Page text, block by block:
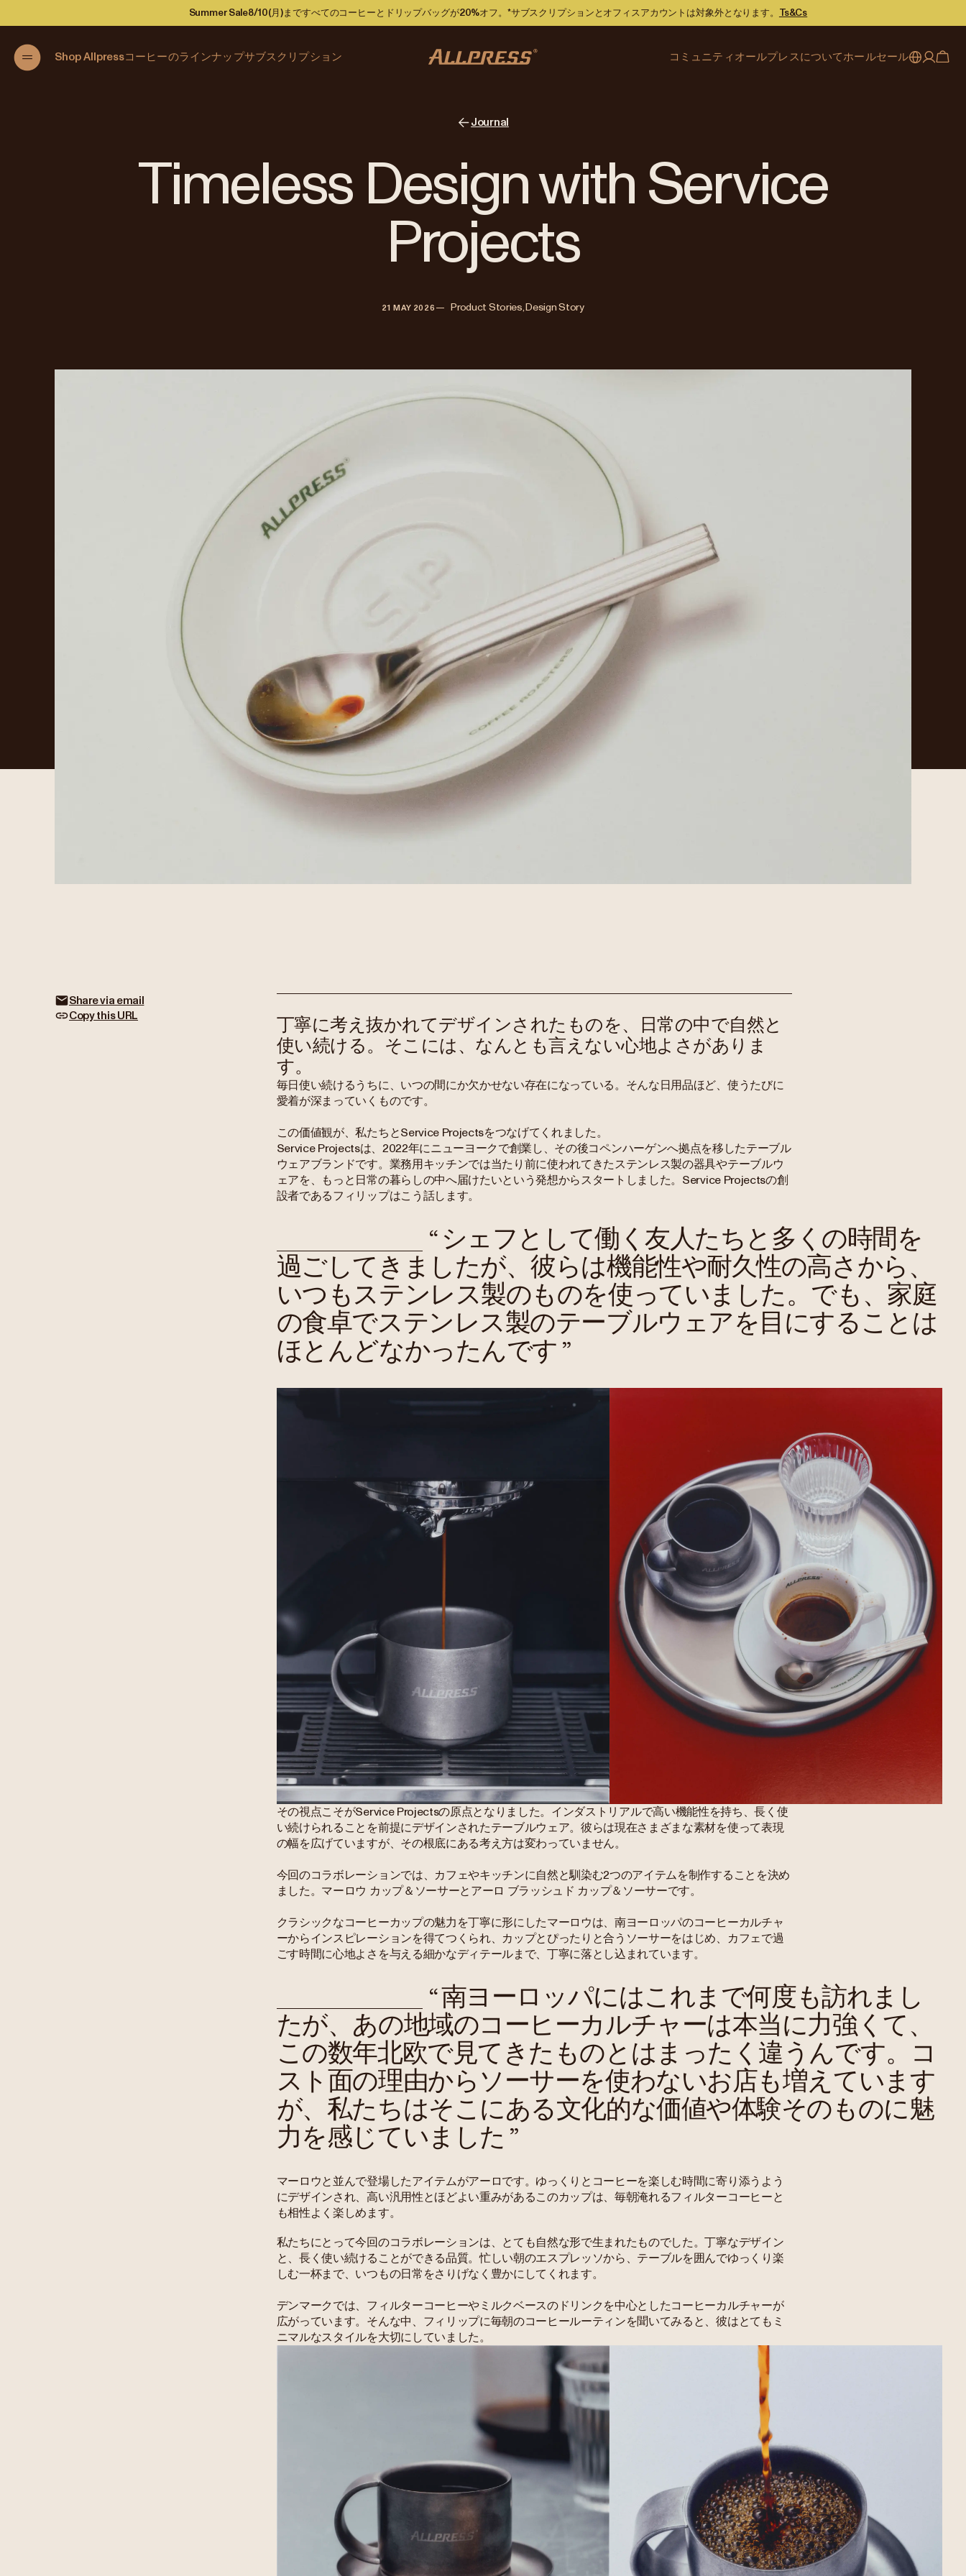
Summer Sale8/10(月)まですべてのコーヒーとドリップバッグが20%オフ。*サブスクリプションとオフィスアカウントは対象外となります。 Ts&Cs
Shop Allpressコーヒーのラインナップサブスクリプション コミュニティ
コーヒーガイド
オールプレスについて
お問い合わせ
ホールセール
Journal
Timeless Design with Service
Projects
21 MAY 2026 — Product Stories, Design Story
Share via email
Copy this URL
丁寧に考え抜かれてデザインされたものを、日常の中で自然と
使い続ける。そこには、なんとも言えない心地よさがありま
す。
毎日使い続けるうちに、いつの間にか欠かせない存在になっている。そんな日用品ほど、使うたびに
愛着が深まっていくものです。
この価値観が、私たちとService Projectsをつなげてくれました。
Service Projectsは、2022年にニューヨークで創業し、その後コペンハーゲンへ拠点を移したテーブル
ウェアブランドです。業務用キッチンでは当たり前に使われてきたステンレス製の器具やテーブルウ
ェアを、もっと日常の暮らしの中へ届けたいという発想からスタートしました。Service Projectsの創
設者であるフィリップはこう話します。
“ シェフとして働く友人たちと多くの時間を
過ごしてきましたが、彼らは機能性や耐久性の高さから、
いつもステンレス製のものを使っていました。でも、家庭
の食卓でステンレス製のテーブルウェアを目にすることは
ほとんどなかったんです ”
その視点こそがService Projectsの原点となりました。インダストリアルで高い機能性を持ち、長く使
い続けられることを前提にデザインされたテーブルウェア。彼らは現在さまざまな素材を使って表現
の幅を広げていますが、その根底にある考え方は変わっていません。
今回のコラボレーションでは、カフェやキッチンに自然と馴染む2つのアイテムを制作することを決め
ました。マーロウ カップ＆ソーサーとアーロ ブラッシュド カップ＆ソーサーです。
クラシックなコーヒーカップの魅力を丁寧に形にしたマーロウは、南ヨーロッパのコーヒーカルチャ
ーからインスピレーションを得てつくられ、カップとぴったりと合うソーサーをはじめ、カフェで過
ごす時間に心地よさを与える細かなディテールまで、丁寧に落とし込まれています。
“南ヨーロッパにはこれまで何度も訪れまし
たが、あの地域のコーヒーカルチャーは本当に力強くて、
この数年北欧で見てきたものとはまったく違うんです。コ
スト面の理由からソーサーを使わないお店も増えています
が、私たちはそこにある文化的な価値や体験そのものに魅
力を感じていました ”
マーロウと並んで登場したアイテムがアーロです。ゆっくりとコーヒーを楽しむ時間に寄り添うよう
にデザインされ、高い汎用性とほどよい重みがあるこのカップは、毎朝淹れるフィルターコーヒーと
も相性よく楽しめます。
私たちにとって今回のコラボレーションは、とても自然な形で生まれたものでした。丁寧なデザイン
と、長く使い続けることができる品質。忙しい朝のエスプレッソから、テーブルを囲んでゆっくり楽
しむ一杯まで、いつもの日常をさりげなく豊かにしてくれます。
デンマークでは、フィルターコーヒーやミルクベースのドリンクを中心としたコーヒーカルチャーが
広がっています。そんな中、フィリップに毎朝のコーヒールーティンを聞いてみると、彼はとてもミ
ニマルなスタイルを大切にしていました。